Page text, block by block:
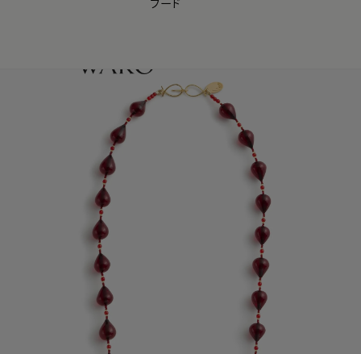
【会員様限定】夏のプレゼントキャンペーン開催中
フード